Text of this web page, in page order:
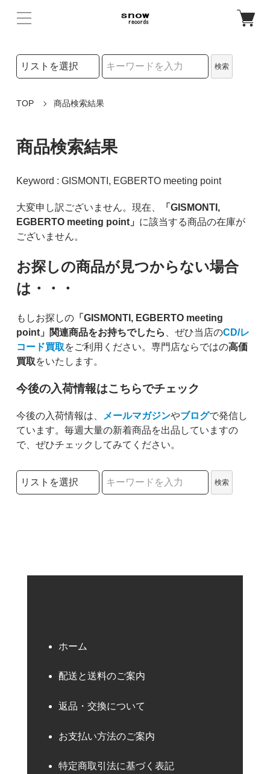
検索リストの選択
検索
TOP 商品検索結果
商品検索結果
Keyword : GISMONTI, EGBERTO meeting point
大変申し訳ございません。現在、
「GISMONTI,
EGBERTO meeting point」 に該当する商品の在庫が
ございません。
お探しの商品が見つからない場合
は・・・
もしお探しの「GISMONTI, EGBERTO meeting
point」関連商品をお持ちでしたら 、ぜひ当店のCD/レ
コード買取をご利用ください。専門店ならではの高価
買取をいたします。
今後の入荷情報はこちらでチェック
今後の入荷情報は、 メールマガジンやブログで発信し
ています。毎週大量の新着商品を出品していますの
で、ぜひチェックしてみてください。
検索リストの選択
検索
ホーム
配送と送料のご案内
返品・交換について
お支払い方法のご案内
特定商取引法に基づく表記